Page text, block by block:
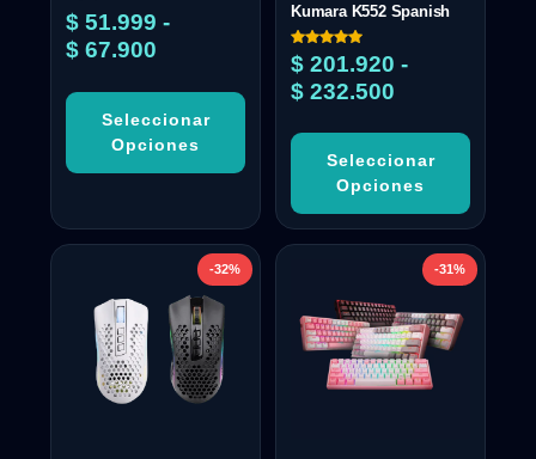
$ 51.999 -
$ 67.900
Seleccionar
Opciones
Kumara K552 Spanish
Valorado
con
5.00
de 5
$ 201.920 -
$ 232.500
Seleccionar
Opciones
-32% -31%